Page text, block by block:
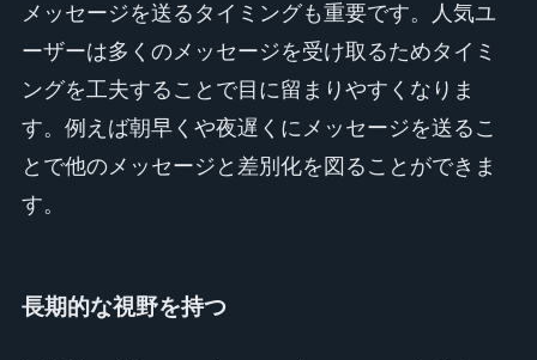
メッセージを送るタイミングも重要です。人気ユ
ーザーは多くのメッセージを受け取るためタイミ
ングを工夫することで目に留まりやすくなりま
す。例えば朝早くや夜遅くにメッセージを送るこ
とで他のメッセージと差別化を図ることができま
す。
長期的な視野を持つ